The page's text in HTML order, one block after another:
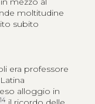
moltitudine
subito
era professore
alloggio in
14